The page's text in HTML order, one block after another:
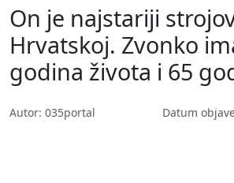
On je najstariji
Hrvatskoj. Zvonko
godina života i 65
Autor: 035portal Datum